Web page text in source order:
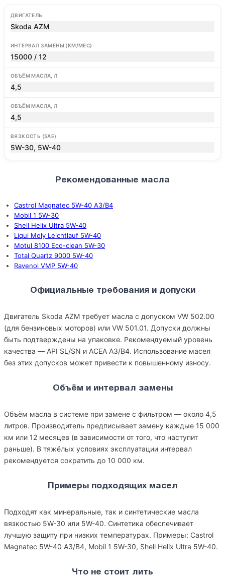
ДВИГАТЕЛЬ
Skoda AZM
ИНТЕРВАЛ ЗАМЕНЫ (КМ/МЕС)
15000 / 12
ОБЪЁМ МАСЛА, Л
4,5
ОБЪЁМ МАСЛА, Л
4,5
ВЯЗКОСТЬ (SAE)
5W-30, 5W-40
Рекомендованные масла
Castrol Magnatec 5W-40 A3/B4
Mobil 1 5W-30
Shell Helix Ultra 5W-40
Liqui Moly Leichtlauf 5W-40
Motul 8100 Eco-clean 5W-30
Total Quartz 9000 5W-40
Ravenol VMP 5W-40
Официальные требования и допуски
Двигатель Skoda AZM требует масла с допуском VW 502.00
(для бензиновых моторов) или VW 501.01. Допуски должны
быть подтверждены на упаковке. Рекомендуемый уровень
качества — API SL/SN и ACEA A3/B4. Использование масел
без этих допусков может привести к повышенному износу.
Объём и интервал замены
Объём масла в системе при замене с фильтром — около 4,5
литров. Производитель предписывает замену каждые 15 000
км или 12 месяцев (в зависимости от того, что наступит
раньше). В тяжёлых условиях эксплуатации интервал
рекомендуется сократить до 10 000 км.
Примеры подходящих масел
Подходят как минеральные, так и синтетические масла
вязкостью 5W-30 или 5W-40. Синтетика обеспечивает
лучшую защиту при низких температурах. Примеры: Castrol
Magnatec 5W-40 A3/B4, Mobil 1 5W-30, Shell Helix Ultra 5W-40.
Что не стоит лить